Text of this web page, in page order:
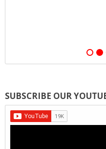
SUBSCRIBE OUR